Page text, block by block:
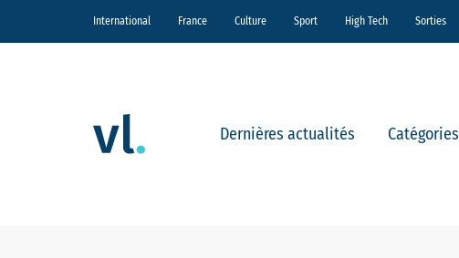
International France Culture Sport High Tech Sorties
Dernières actualités Catégories